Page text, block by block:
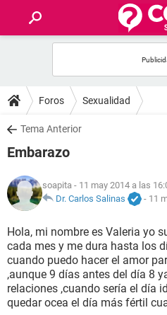
FOROS
SALUD
NUTRICIÓN
BIENESTAR
SEXUALIDAD
GLOSARIO
Foros Sexualidad
Tema Anterior
Embarazo
soapita - 11 may 2014 a las
Dr. Carlos Salinas
- 11
Hola, mi nombre es Valeria yo
cada mes y me dura hasta los
cuando puedo hacer el amor
,aunque 9 días antes del día 8
relaciones ,cuando sería el día
quedar ocea el día más fértil